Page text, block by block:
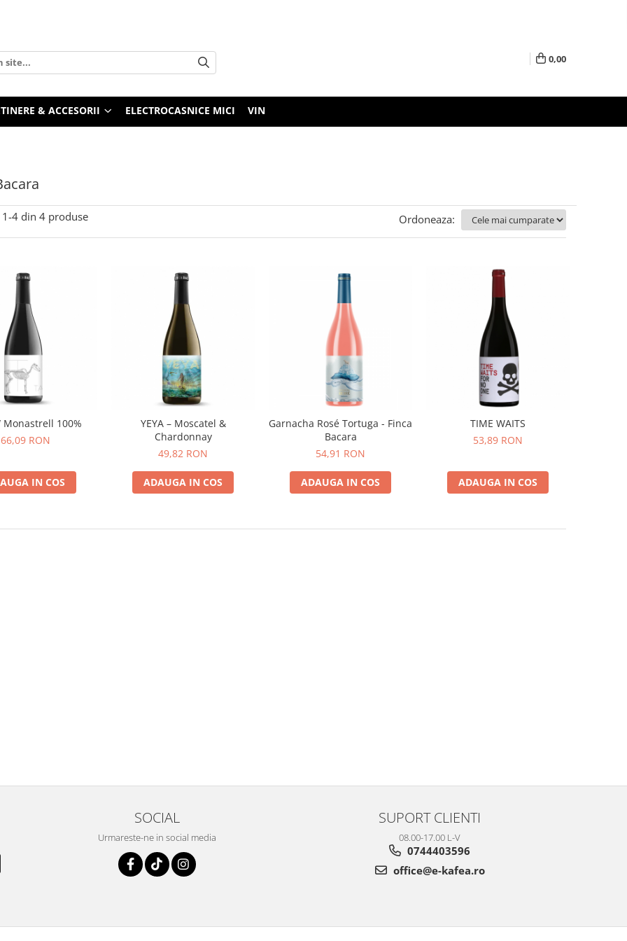
0,00
& ACCESORII ELECTROCASNICE MICI VIN
1-4 din 4 produse Ordoneaza:
Monastrell 100%
66,09 RON
IN COS
YEYA – Moscatel &
Chardonnay
49,82 RON
ADAUGA IN COS
Garnacha Rosé Tortuga - Finca
Bacara
54,91 RON
ADAUGA IN COS
TIME WAITS
53,89 RON
ADAUGA IN COS
SOCIAL
Urmareste-ne in social media
SUPORT CLIENTI
08.00-17.00 L-V
0744403596
office@e-kafea.ro